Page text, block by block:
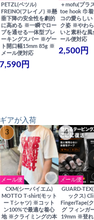
PETZL(ペツル)
FREINO(フレイノ) ※懸
垂下降の安全性を劇的
に高める ※一瞬でロー
プを通せる一体型ブレ
ーキングスパー ※ゲー
ト開口幅15mm 85g ※
メール便対応
7,590円
＋mofu(プラ
toe hook 巾
コの愛らしい
ク姿 ※やわ
いと素朴な
ール便対応
2,500円
アが入荷
3
メール便
CXM(シーバイエム)
MOTTO T-shirt(モット
ー Tシャツ) ※コット
ン100%で最適な着心
地 ※クライミングの本
4
メール便
GUARD-
ックス)
FingerTape(
グ フィンガ
19mm ※登れ